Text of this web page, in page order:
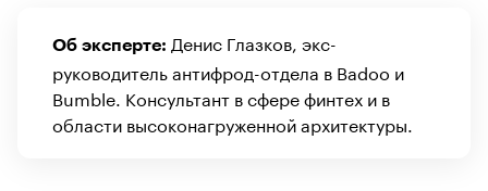
Об эксперте: Денис Глазков, экс-
руководитель антифрод-отдела в Badoo и
Bumble. Консультант в сфере финтех и в
области высоконагруженной архитектуры.